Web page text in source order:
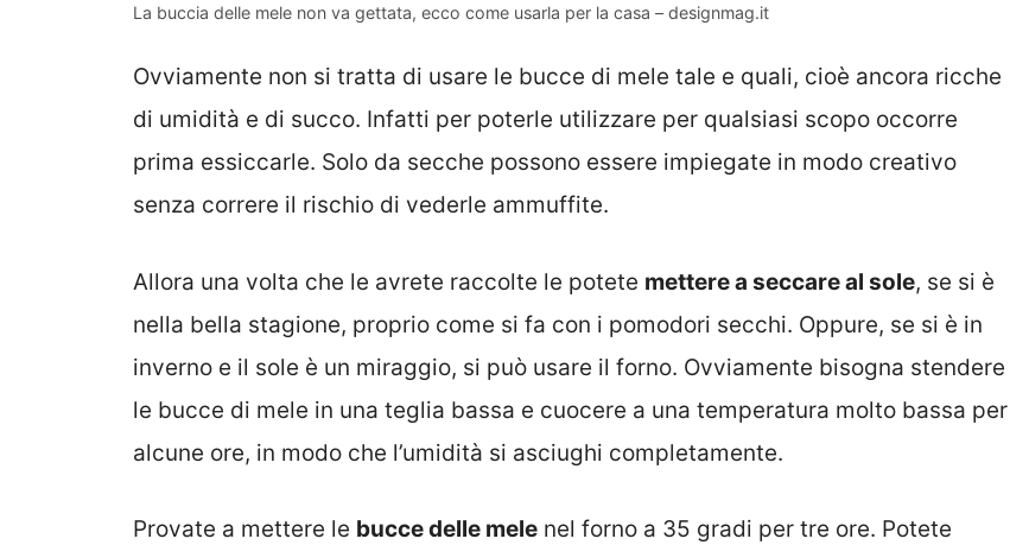
La buccia delle mele non va gettata, ecco come usarla per la casa – designmag.it
Ovviamente non si tratta di usare le bucce di mele tale e quali, cioè ancora ricche
di umidità e di succo. Infatti per poterle utilizzare per qualsiasi scopo occorre
prima essiccarle. Solo da secche possono essere impiegate in modo creativo
senza correre il rischio di vederle ammuffite.
Allora una volta che le avrete raccolte le potete mettere a seccare al sole, se si è
nella bella stagione, proprio come si fa con i pomodori secchi. Oppure, se si è in
inverno e il sole è un miraggio, si può usare il forno. Ovviamente bisogna stendere
le bucce di mele in una teglia bassa e cuocere a una temperatura molto bassa per
alcune ore, in modo che l’umidità si asciughi completamente.
Provate a mettere le bucce delle mele nel forno a 35 gradi per tre ore. Potete